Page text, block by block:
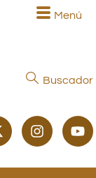
Menú
Buscador